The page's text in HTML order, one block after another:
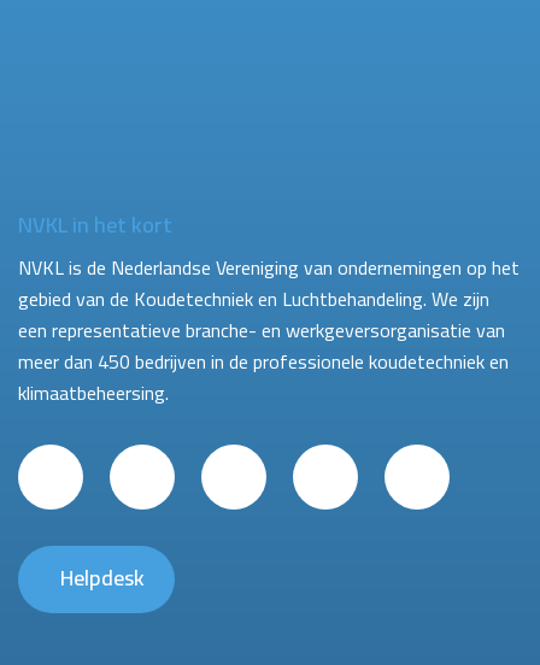
NVKL in het kort
NVKL is de Nederlandse Vereniging van ondernemingen op het
gebied van de Koudetechniek en Luchtbehandeling. We zijn
een representatieve branche- en werkgeversorganisatie van
meer dan 450 bedrijven in de professionele koudetechniek en
klimaatbeheersing.
Helpdesk